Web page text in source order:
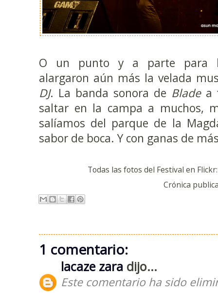
O un punto y a parte para
alargaron aún más la velada
DJ. La banda sonora de Bladea
saltar en la campa a muchos,
salíamos del parque de la
sabor de boca. Y con ganas de
Todas las fotos del Festival en
Crónica
1 comentario:
lacaze zara dijo...
Este comentario ha sido